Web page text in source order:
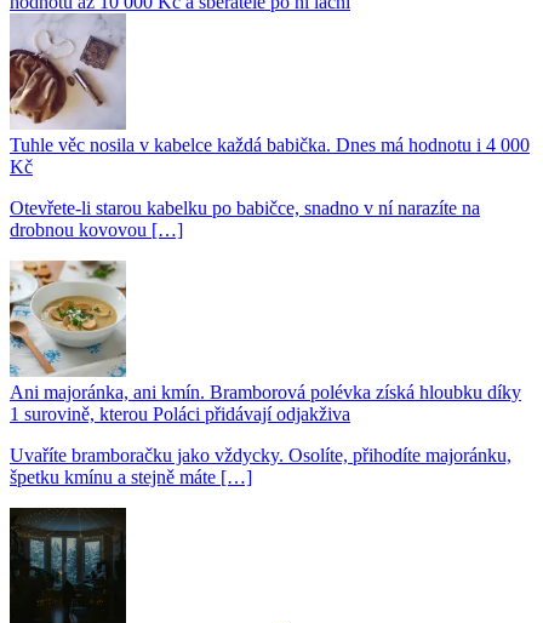
Tuhle věc nosila v kabelce každá babička. Dnes má hodnotu i 4 000
Kč
Otevřete-li starou kabelku po babičce, snadno v ní narazíte na
drobnou kovovou […]
Ani majoránka, ani kmín. Bramborová polévka získá hloubku díky
1 surovině, kterou Poláci přidávají odjakživa
Uvaříte bramboračku jako vždycky. Osolíte, přihodíte majoránku,
špetku kmínu a stejně máte […]